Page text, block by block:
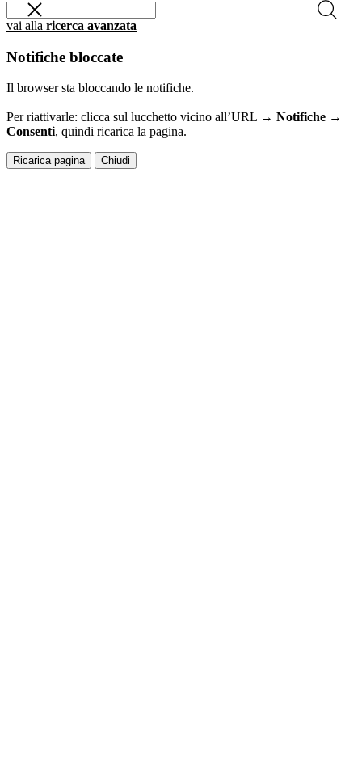
vai alla ricerca avanzata
Notifiche bloccate
Il browser sta bloccando le notifiche.
Per riattivarle: clicca sul lucchetto vicino all’URL → Notifiche →
Consenti, quindi ricarica la pagina.
Ricarica pagina Chiudi